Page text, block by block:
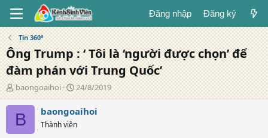
Đăng nhập Đăng ký
Tin 360°
Ông Trump : ‘ Tôi là ‘người được chọn’ để
đàm phán với Trung Quốc’
T
á
c
g
baongoaihoi
N
g
à
đ
24/8/2019
B baongoaihoi
Thành viên